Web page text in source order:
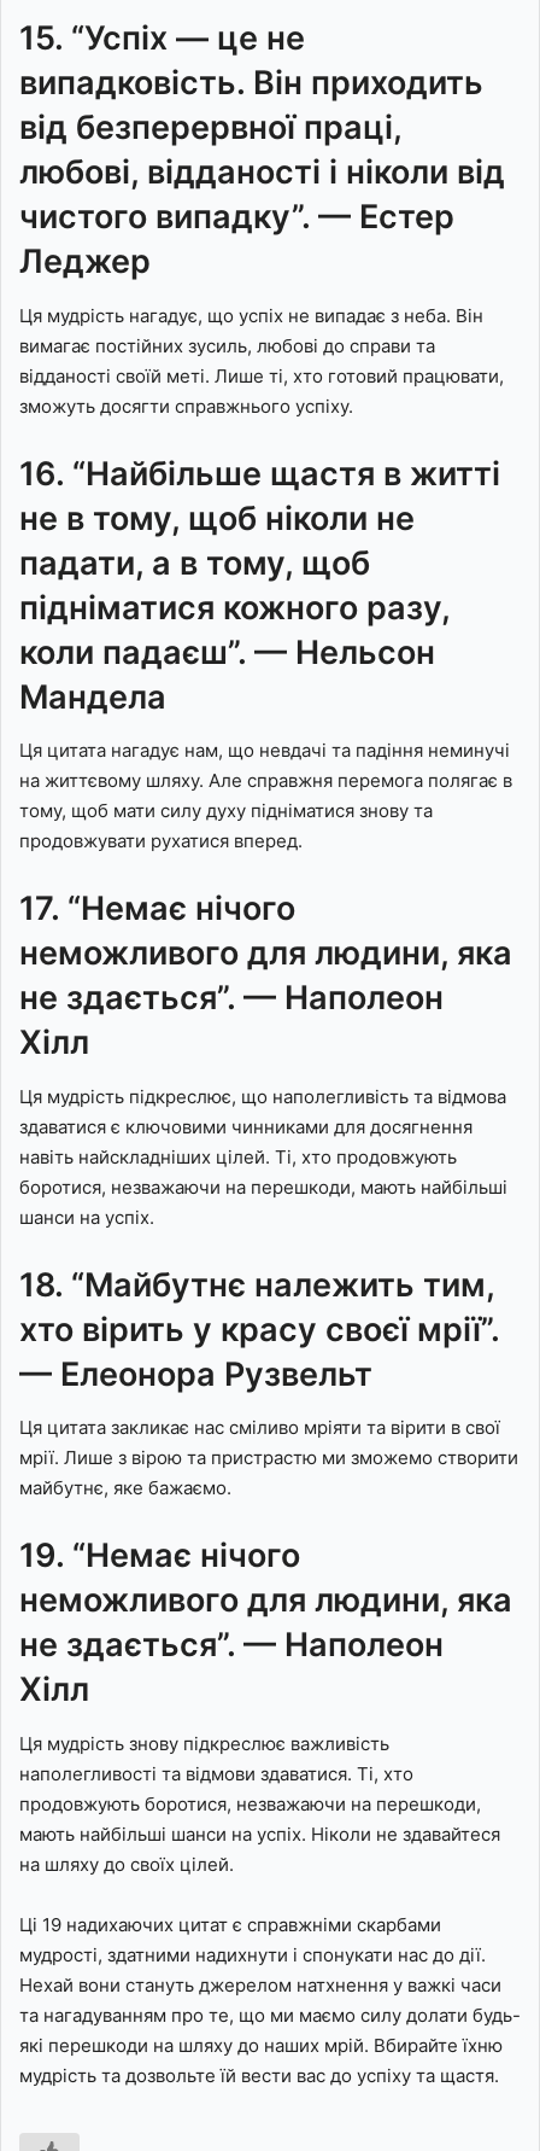
15. “Успіх — це не
випадковість. Він приходить
від безперервної праці,
любові, відданості і ніколи від
чистого випадку”. — Естер
Леджер
Ця мудрість нагадує, що успіх не випадає з неба. Він
вимагає постійних зусиль, любові до справи та
відданості своїй меті. Лише ті, хто готовий працювати,
зможуть досягти справжнього успіху.
16. “Найбільше щастя в житті
не в тому, щоб ніколи не
падати, а в тому, щоб
підніматися кожного разу,
коли падаєш”. — Нельсон
Мандела
Ця цитата нагадує нам, що невдачі та падіння неминучі
на життєвому шляху. Але справжня перемога полягає в
тому, щоб мати силу духу підніматися знову та
продовжувати рухатися вперед.
17. “Немає нічого
неможливого для людини, яка
не здається”. — Наполеон
Хілл
Ця мудрість підкреслює, що наполегливість та відмова
здаватися є ключовими чинниками для досягнення
навіть найскладніших цілей. Ті, хто продовжують
боротися, незважаючи на перешкоди, мають найбільші
шанси на успіх.
18. “Майбутнє належить тим,
хто вірить у красу своєї мрії”.
— Елеонора Рузвельт
Ця цитата закликає нас сміливо мріяти та вірити в свої
мрії. Лише з вірою та пристрастю ми зможемо створити
майбутнє, яке бажаємо.
19. “Немає нічого
неможливого для людини, яка
не здається”. — Наполеон
Хілл
Ця мудрість знову підкреслює важливість
наполегливості та відмови здаватися. Ті, хто
продовжують боротися, незважаючи на перешкоди,
мають найбільші шанси на успіх. Ніколи не здавайтеся
на шляху до своїх цілей.
Ці 19 надихаючих цитат є справжніми скарбами
мудрості, здатними надихнути і спонукати нас до дії.
Нехай вони стануть джерелом натхнення у важкі часи
та нагадуванням про те, що ми маємо силу долати будь-
які перешкоди на шляху до наших мрій. Вбирайте їхню
мудрість та дозвольте їй вести вас до успіху та щастя.